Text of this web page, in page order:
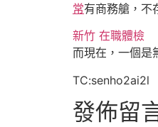
常有商務艙，不
新竹 在職體檢
而現在，一個是
TC:senho2ai2l
發佈留